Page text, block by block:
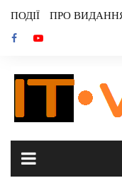
content
ПОДІЇ ПРО